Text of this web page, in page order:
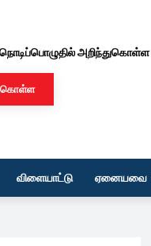
அறிந்துகொள்ள
விளையாட்டு ஏனையவை